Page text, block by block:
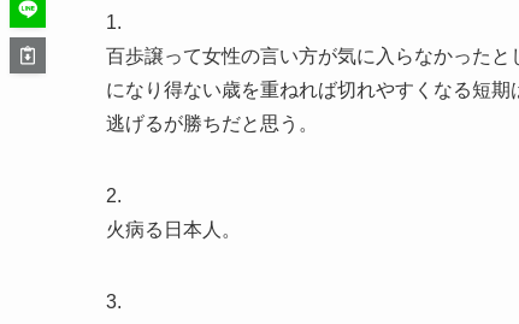
1.
百歩譲って女性の言い方が気に入らなかった
になり得ない歳を重ねれば切れやすくなる短
逃げるが勝ちだと思う。
2.
火病る日本人。
3.